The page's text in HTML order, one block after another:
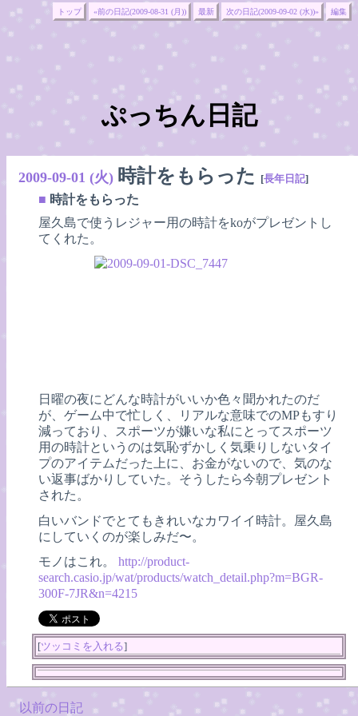
トップ «前の日記(2009-08-31 (月)) 最新 次の日記(2009-09-02 (水))» 編集
ぷっちん日記
2009-09-01 (火) 時計をもらった [長年日記]
■ 時計をもらった
屋久島で使うレジャー用の時計をkoがプレゼントし
てくれた。
日曜の夜にどんな時計がいいか色々聞かれたのだ
が、ゲーム中で忙しく、リアルな意味でのMPもすり
減っており、スポーツが嫌いな私にとってスポーツ
用の時計というのは気恥ずかしく気乗りしないタイ
プのアイテムだった上に、お金がないので、気のな
い返事ばかりしていた。そうしたら今朝プレゼント
された。
白いバンドでとてもきれいなカワイイ時計。屋久島
にしていくのが楽しみだ〜。
モノはこれ。http://product-
search.casio.jp/wat/products/watch_detail.php?m=BGR-
300F-7JR&n=4215
[ツッコミを入れる]
以前の日記